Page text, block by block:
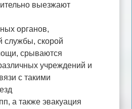
выезжают
органов,
службы, скорой
срываются
учреждений и
с такими
а также эвакуация